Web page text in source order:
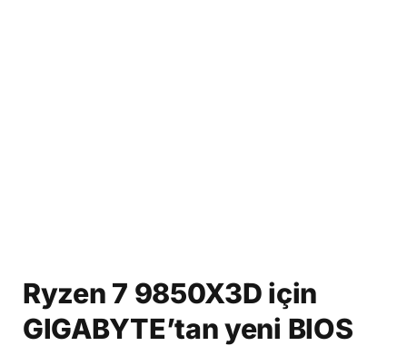
Ryzen 7 9850X3D için
GIGABYTE’tan yeni BIOS